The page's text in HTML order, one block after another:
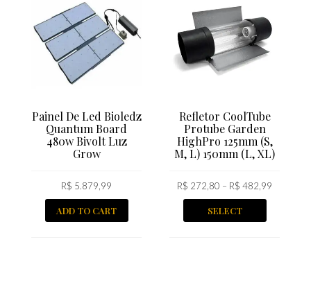
Painel De Led Bioledz
Quantum Board
480w Bivolt Luz
Grow
R$ 5.879,99
ADD TO CART
Refletor CoolTube
Protube Garden
HighPro 125mm (S,
M, L) 150mm (L, XL)
R$ 272,80 – R$ 482,99
SELECT